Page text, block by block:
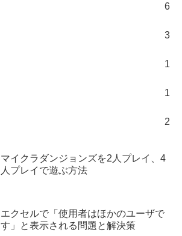
6
3
1
1
2
マイクラダンジョンズを2人プレイ、4
人プレイで遊ぶ方法
エクセルで「使用者はほかのユーザで
す」と表示される問題と解決策